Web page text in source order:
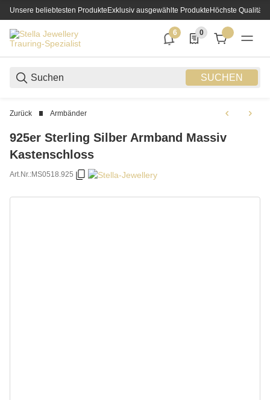
Unsere beliebtesten ProdukteExklusiv ausgewählte ProdukteHöchste Qualität
SUCHEN
6
6 neue Notifizierungen
0
0 Produkte in der
Zurück Armbänder
925er Sterling Silber Armband Massiv
Kastenschloss
Art.Nr.:MS0518.925